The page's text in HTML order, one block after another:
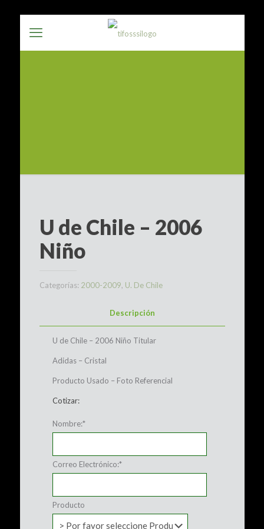
U de Chile – 2006
Niño
Categorías: 2000-2009, U. De Chile
Descripción
U de Chile – 2006 Niño Titular
Adidas – Cristal
Producto Usado – Foto Referencial
Cotizar:
Nombre:*
Correo Electrónico:*
Producto